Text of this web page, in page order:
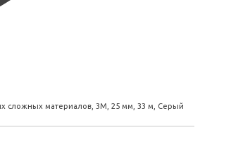
сложных материалов, 3М, 25 мм, 33 м, Серый